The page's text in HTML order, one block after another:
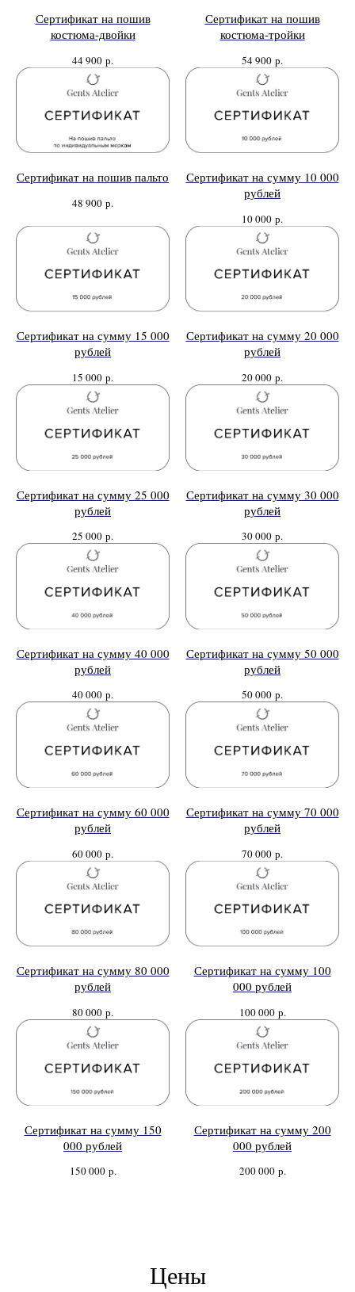
Сертификат на пошив
костюма-двойки
44 900 р.
Сертификат на пошив
костюма-тройки
54 900 р.
Сертификат на пошив пальто
48 900 р.
Сертификат на сумму 10 000
рублей
10 000 р.
Сертификат на сумму 15 000
рублей
15 000 р.
Сертификат на сумму 20 000
рублей
20 000 р.
Сертификат на сумму 25 000
рублей
25 000 р.
Сертификат на сумму 30 000
рублей
30 000 р.
Сертификат на сумму 40 000
рублей
40 000 р.
Сертификат на сумму 50 000
рублей
50 000 р.
Сертификат на сумму 60 000
рублей
60 000 р.
Сертификат на сумму 70 000
рублей
70 000 р.
Сертификат на сумму 80 000
рублей
80 000 р.
Сертификат на сумму 100
000 рублей
100 000 р.
Сертификат на сумму 150
000 рублей
150 000 р.
Сертификат на сумму 200
000 рублей
200 000 р.
Цены
Какую ткань выбрать?
Какой фасон подойдет именно вам?
пошитый костюм?
Как детали костюма подчеркнут
Ответим на все вопросы в удобном
для вас мессенджере
Пройдите тест и узнайте стоимость
пошива костюма по фигуре
Нужен отлично сидящий
костюм для офиса?